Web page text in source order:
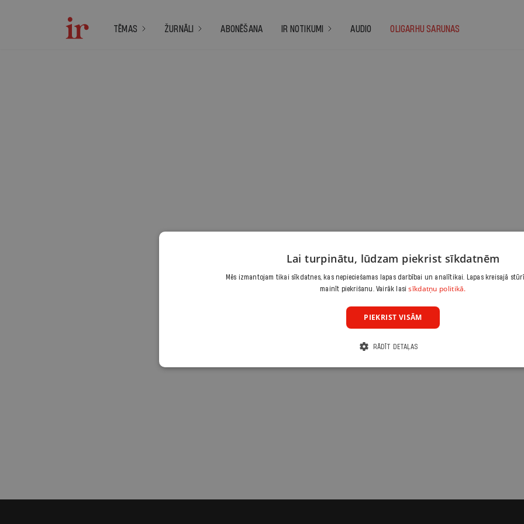
TĒMAS ŽURNĀLI ABONĒŠANA IR NOTIKUMI AUDIO OLIGARHU SARUNAS
Lai turpinātu, lūdzam piekrist sīkdatnēm
Mēs izmantojam tikai sīkdatnes, kas nepieciešamas lapas darbībai un analītikai. Lapas kreisajā
mainīt piekrišanu. Vairāk lasisīkdatņu politikā.
PIEKRIST VISĀM
RĀDĪT DETAĻAS